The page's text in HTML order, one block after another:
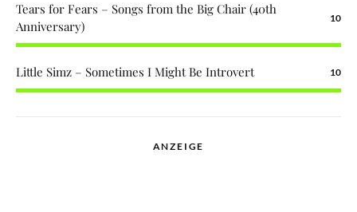
Tears for Fears – Songs from the Big Chair (40th
Anniversary)
10
Little Simz – Sometimes I Might Be Introvert 10
ANZEIGE